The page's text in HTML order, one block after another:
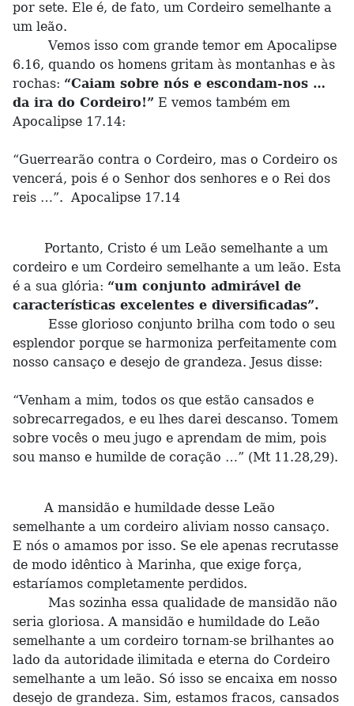
por sete. Ele é, de fato, um Cordeiro semelhante a
um leão.
Vemos isso com grande temor em Apocalipse
6.16, quando os homens gritam às montanhas e às
rochas: “Caiam sobre nós e escondam-nos …
da ira do Cordeiro!” E vemos também em
Apocalipse 17.14:
“Guerrearão contra o Cordeiro, mas o Cordeiro os
vencerá, pois é o Senhor dos senhores e o Rei dos
reis …”. Apocalipse 17.14
Portanto, Cristo é um Leão semelhante a um
cordeiro e um Cordeiro semelhante a um leão. Esta
é a sua glória: “um conjunto admirável de
características excelentes e diversificadas”.
Esse glorioso conjunto brilha com todo o seu
esplendor porque se harmoniza perfeitamente com
nosso cansaço e desejo de grandeza. Jesus disse:
“Venham a mim, todos os que estão cansados e
sobrecarregados, e eu lhes darei descanso. Tomem
sobre vocês o meu jugo e aprendam de mim, pois
sou manso e humilde de coração …” (Mt 11.28,29).
A mansidão e humildade desse Leão
semelhante a um cordeiro aliviam nosso cansaço.
E nós o amamos por isso. Se ele apenas recrutasse
de modo idêntico à Marinha, que exige força,
estaríamos completamente perdidos.
Mas sozinha essa qualidade de mansidão não
seria gloriosa. A mansidão e humildade do Leão
semelhante a um cordeiro tornam-se brilhantes ao
lado da autoridade ilimitada e eterna do Cordeiro
semelhante a um leão. Só isso se encaixa em nosso
desejo de grandeza. Sim, estamos fracos, cansados